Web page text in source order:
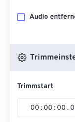
Audio
Trimmstart
00 : 00 : 00 .